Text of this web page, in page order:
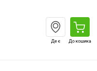
Де є До кошика